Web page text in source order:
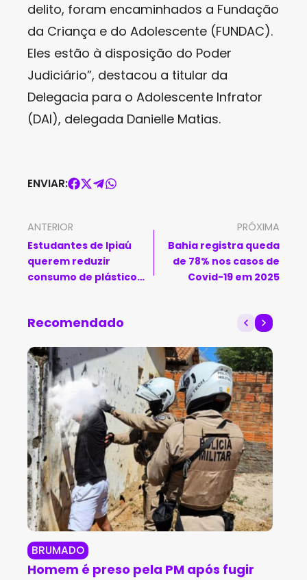
delito, foram encaminhados a Fundação
da Criança e do Adolescente (FUNDAC).
Eles estão à disposição do Poder
Judiciário”, destacou a titular da
Delegacia para o Adolescente Infrator
(DAI), delegada Danielle Matias.
ENVIAR:
ANTERIOR
Estudantes de Ipiaú
querem reduzir
consumo de plástico
PRÓXIMA
Bahia registra queda
de 78% nos casos de
Covid-19 em 2025
Recomendado
BRUMADO
Homem é preso pela PM após fugir